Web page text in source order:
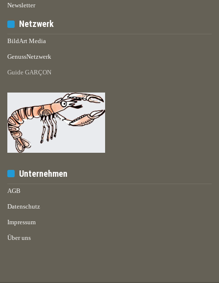
Newsletter
Netzwerk
BildArt Media
GenussNetzwerk
Guide GARÇON
Unternehmen
AGB
Datenschutz
Impressum
Über uns